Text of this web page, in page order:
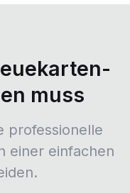
muss
professionelle
einer einfachen